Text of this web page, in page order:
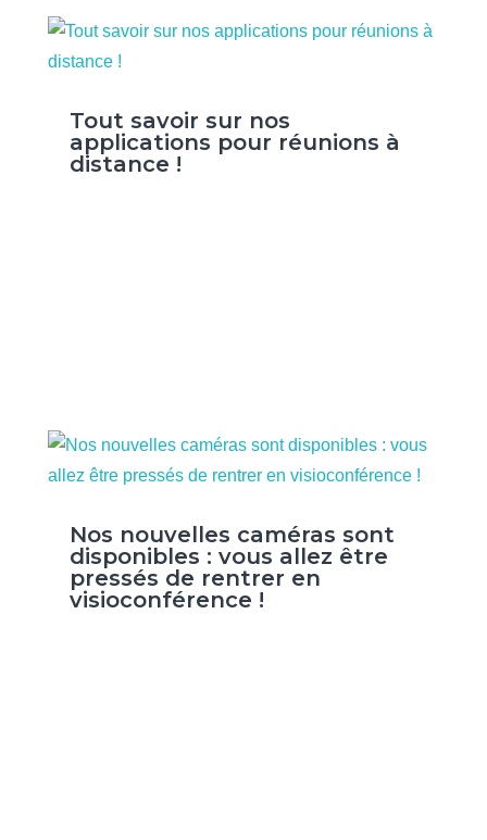
Tout savoir sur nos
applications pour réunions à
distance !
Nos nouvelles caméras sont
disponibles : vous allez être
pressés de rentrer en
visioconférence !